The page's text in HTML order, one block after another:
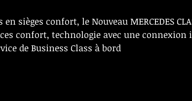
en sièges confort, le Nouveau MERCEDES
confort, technologie avec une
de Business Class à bord